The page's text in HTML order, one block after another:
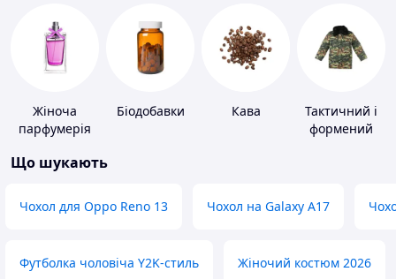
Жіноча
парфумерія
Біодобавки Кава
Тактичний і
формений
Що шукають
Чохол для Oppo Reno 13 Чохол на Galaxy A17
Футболка чоловіча Y2K-стиль Жіночий костюм 2026